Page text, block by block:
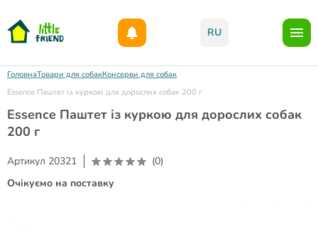
RU
ГоловнаТовари для собакКонсерви для собак
Essence Паштет із куркою для дорослих собак 200 г
Essence Паштет із куркою для дорослих собак
200 г
Артикул 20321
(0)
Очікуємо на поставку